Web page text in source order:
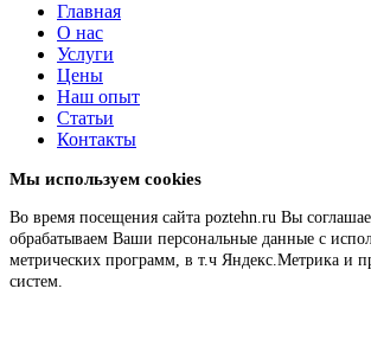
Главная
О нас
Услуги
Цены
Наш опыт
Статьи
Контакты
Мы используем cookies
Во время посещения сайта poztehn.ru Вы
обрабатываем Ваши персональные данные с
метрических программ, в т.ч Яндекс.Метрика и
систем.